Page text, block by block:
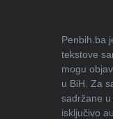
Penbih.ba
tekstove
mogu
u BiH. Za
sadržane
isključivo